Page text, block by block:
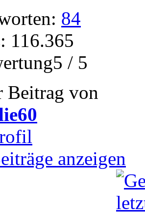
84
116.365
/ 5
Beitrag von
anzeigen